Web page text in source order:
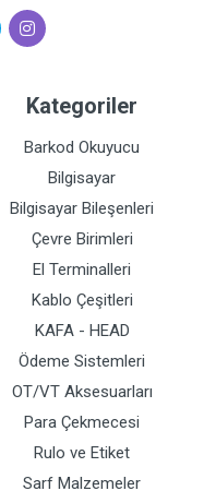
Kategoriler
Barkod Okuyucu
Bilgisayar
Bilgisayar Bileşenleri
Çevre Birimleri
El Terminalleri
Kablo Çeşitleri
KAFA - HEAD
Ödeme Sistemleri
OT/VT Aksesuarları
Para Çekmecesi
Rulo ve Etiket
Sarf Malzemeler